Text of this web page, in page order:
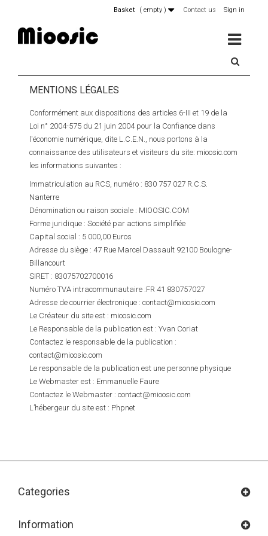
Sign in
Contact us
Basket ( empty )
MENU
MENTIONS LÉGALES
Conformément aux dispositions des articles 6-III et 19 de la
Loi n° 2004-575 du 21 juin 2004 pour la Confiance dans
l'économie numérique, dite L.C.E.N., nous portons à la
connaissance des utilisateurs et visiteurs du site: mioosic.com
les informations suivantes :
Immatriculation au RCS, numéro : 830 757 027 R.C.S.
Nanterre
Dénomination ou raison sociale : MIOOSIC.COM
Forme juridique : Société par actions simplifiée
Capital social : 5 000,00 Euros
Adresse du siège : 47 Rue Marcel Dassault 92100 Boulogne-
Billancourt
SIRET : 83075702700016
Numéro TVA intracommunautaire :FR 41 830757027
Adresse de courrier électronique : contact@mioosic.com
Le Créateur du site est : mioosic.com
Le Responsable de la publication est : Yvan Coriat
Contactez le responsable de la publication :
contact@mioosic.com
Le responsable de la publication est une personne physique
Le Webmaster est : Emmanuelle Faure
Contactez le Webmaster : contact@mioosic.com
L’hébergeur du site est : Phpnet
Categories
Information